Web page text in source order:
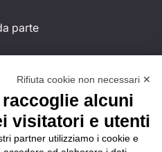
parte
un
Rifiuta cookie non necessari ✕
alcuni
visitatori e utenti
partner utilizziamo i cookie e